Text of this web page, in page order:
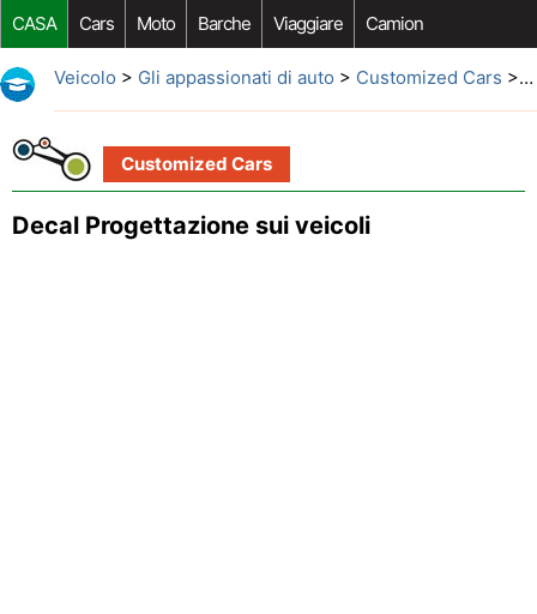
CASA Cars Moto Barche Viaggiare Camion
Riparazione Auto Acquisto Auto Car Opzioni Aftermarket
Veicolo > Gli appassionati di auto > Customized Cars > Decal Progettazione sui veicoli
Customized Cars
Decal Progettazione sui veicoli